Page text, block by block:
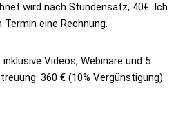
wird nach Stundensatz, 40€. Ich
eine Rechnung.
inklusive Videos, Webinare und 5
360 € (10% Vergünstigung)